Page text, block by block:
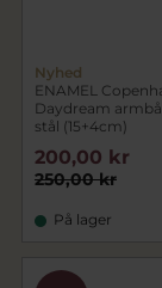
Nyhed
ENAMEL
Daydream
stål (15+4cm)
250,00 kr
200,00 kr
På lager